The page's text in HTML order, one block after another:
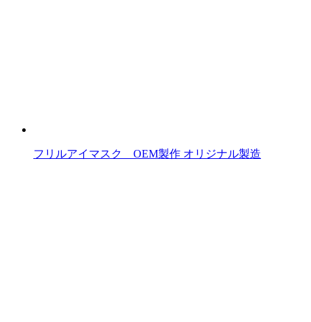
フリルアイマスク OEM製作 オリジナル製造